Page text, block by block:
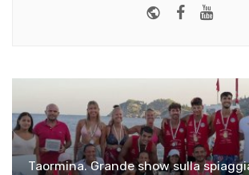
Website
Facebook
Taormina. Grande show sulla